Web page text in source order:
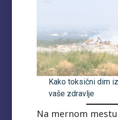
Kako toksični dim
vaše zdravlje
Na mernom mestu